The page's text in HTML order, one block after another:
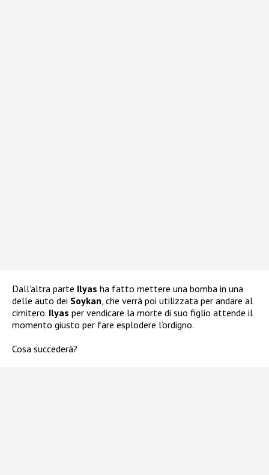
Dall’altra parte Ilyas ha fatto mettere una bomba in una
delle auto dei Soykan, che verrà poi utilizzata per andare al
cimitero. Ilyas per vendicare la morte di suo figlio attende il
momento giusto per fare esplodere l’ordigno.
Cosa succederà?